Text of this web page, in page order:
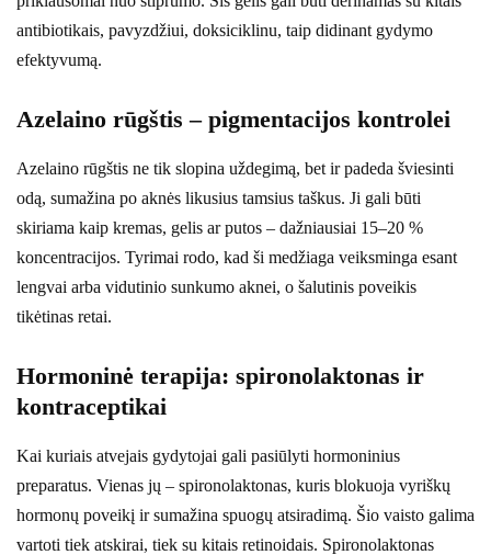
antibiotikais, pavyzdžiui, doksiciklinu, taip didinant gydymo
efektyvumą.
Azelaino rūgštis – pigmentacijos kontrolei
Azelaino rūgštis ne tik slopina uždegimą, bet ir padeda šviesinti
odą, sumažina po aknės likusius tamsius taškus. Ji gali būti
skiriama kaip kremas, gelis ar putos – dažniausiai 15–20 %
koncentracijos. Tyrimai rodo, kad ši medžiaga veiksminga esant
lengvai arba vidutinio sunkumo aknei, o šalutinis poveikis
tikėtinas retai.
Hormoninė terapija: spironolaktonas ir
kontraceptikai
Kai kuriais atvejais gydytojai gali pasiūlyti hormoninius
preparatus. Vienas jų – spironolaktonas, kuris blokuoja vyriškų
hormonų poveikį ir sumažina spuogų atsiradimą. Šio vaisto galima
vartoti tiek atskirai, tiek su kitais retinoidais. Spironolaktonas